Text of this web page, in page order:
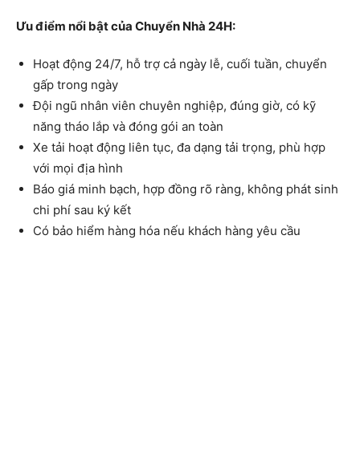
Ưu điểm nổi bật của Chuyển Nhà 24H:
Hoạt động 24/7, hỗ trợ cả ngày lễ, cuối tuần, chuyển
gấp trong ngày
Đội ngũ nhân viên chuyên nghiệp, đúng giờ, có kỹ
năng tháo lắp và đóng gói an toàn
Xe tải hoạt động liên tục, đa dạng tải trọng, phù hợp
với mọi địa hình
Báo giá minh bạch, hợp đồng rõ ràng, không phát sinh
chi phí sau ký kết
Có bảo hiểm hàng hóa nếu khách hàng yêu cầu